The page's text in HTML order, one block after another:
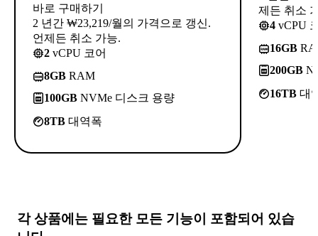
바로 구매하기
2 년간 ₩23,219/월의 가격으로 갱신.
언제든 취소 가능.
2 vCPU 코어
8GB RAM
100GB NVMe 디스크 용량
8TB 대역폭
제든 취소
4 vCPU
16GB
200GB
16TB 대
각 상품에는 필요한 모든 기능이 포함되어 있습